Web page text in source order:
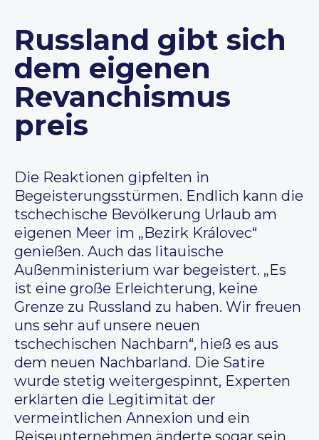
Russland gibt sich
dem eigenen
Revanchismus
preis
Die Reaktionen gipfelten in
Begeisterungsstürmen. Endlich kann die
tschechische Bevölkerung Urlaub am
eigenen Meer im „Bezirk Královec“
genießen. Auch das litauische
Außenministerium war begeistert. „Es
ist eine große Erleichterung, keine
Grenze zu Russland zu haben. Wir freuen
uns sehr auf unsere neuen
tschechischen Nachbarn“, hieß es aus
dem neuen Nachbarland. Die Satire
wurde stetig weitergespinnt, Experten
erklärten die Legitimität der
vermeintlichen Annexion und ein